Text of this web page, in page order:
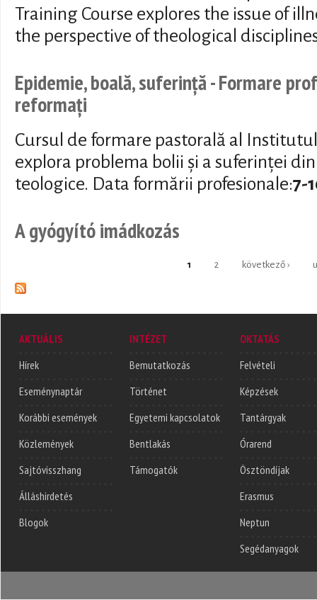
Training Course explores the issue of
the perspective of theological
Epidemie, boală, suferință - Formare
reformați
Cursul de formare pastorală al
explora problema bolii și a suferinței
teologice. Data formării profesionale:7-
A gyógyító imádkozás
1 2 következő ›
AKTUÁLIS
Hírek
Eseménynaptár
Korábbi események
Közlemények
Sajtóvisszhang
Álláshirdetés
Blogok
INTÉZET
Bemutatkozás
Történet
Egyetemi kapcsolatok
Bentlakás
Támogatók
OKTATÁS
Felvételi
Képzések
Tantárgyak
Órarend
Ösztöndíjak
Erasmus
Neptun
Segédanyagok